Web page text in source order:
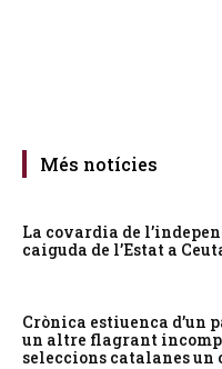
Més notícies
La covardia de
caiguda de l’Estat a
Crònica estiuenca d’un
un altre flagrant
seleccions catalanes un